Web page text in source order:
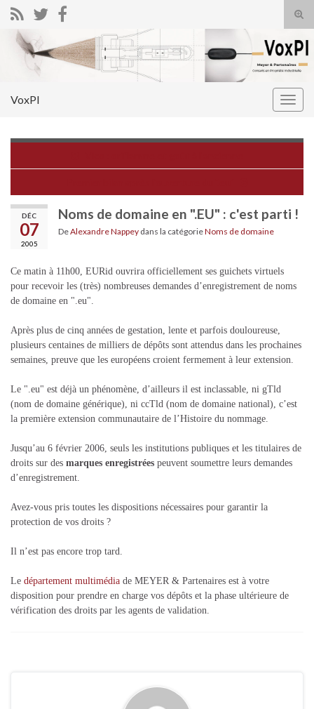
Search for:
VoxPI
DÉC
07
2005
Noms de domaine en ".EU" : c'est parti !
DeAlexandre Nappey dans la catégorieNoms de domaine
Ce matin à 11h00, EURid ouvrira officiellement ses guichets virtuels
pour recevoir les (très) nombreuses demandes d’enregistrement de noms
de domaine en ".eu".
Après plus de cinq années de gestation, lente et parfois douloureuse,
plusieurs centaines de milliers de dépôts sont attendus dans les prochaines
semaines, preuve que les européens croient fermement à leur extension.
Le ".eu" est déjà un phénomène, d’ailleurs il est inclassable, ni gTld
(nom de domaine générique), ni ccTld (nom de domaine national), c’est
la première extension communautaire de l’Histoire du nommage.
Jusqu’au 6 février 2006, seuls les institutions publiques et les titulaires de
droits sur des marques enregistrées peuvent soumettre leurs demandes
d’enregistrement.
Avez-vous pris toutes les dispositions nécessaires pour garantir la
protection de vos droits ?
Il n’est pas encore trop tard.
Le département multimédia de MEYER & Partenaires est à votre
disposition pour prendre en charge vos dépôts et la phase ultérieure de
vérification des droits par les agents de validation.